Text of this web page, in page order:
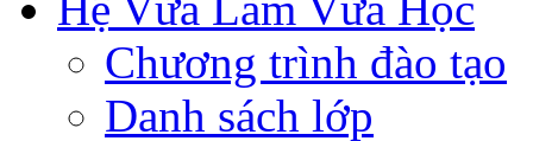
Chương trình đào tạo
Danh sách lớp